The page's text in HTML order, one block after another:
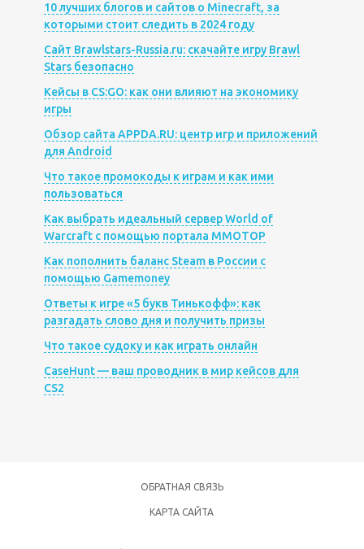
10 лучших блогов и сайтов о Minecraft, за
которыми стоит следить в 2024 году
Сайт Brawlstars-Russia.ru: скачайте игру Brawl
Stars безопасно
Кейсы в CS:GO: как они влияют на экономику
игры
Обзор сайта APPDA.RU: центр игр и приложений
для Android
Что такое промокоды к играм и как ими
пользоваться
Как выбрать идеальный сервер World of
Warcraft с помощью портала MMOTOP
Как пополнить баланс Steam в России с
помощью Gamemoney
Ответы к игре «5 букв Тинькофф»: как
разгадать слово дня и получить призы
Что такое судоку и как играть онлайн
CaseHunt — ваш проводник в мир кейсов для
CS2
ОБРАТНАЯ СВЯЗЬ
КАРТА САЙТА